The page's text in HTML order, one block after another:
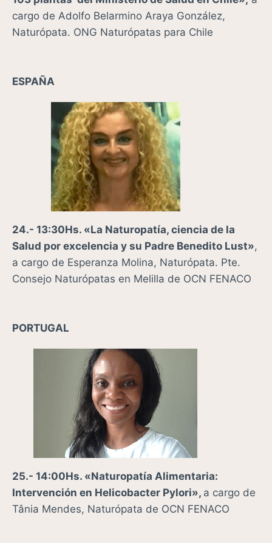
cargo de Adolfo Belarmino Araya González,
Naturópata. ONG Naturópatas para Chile
ESPAÑA
24.- 13:30Hs. «La Naturopatía, ciencia de la
Salud por excelencia y su Padre Benedito Lust»,
a cargo de Esperanza Molina, Naturópata. Pte.
Consejo Naturópatas en Melilla de OCN FENACO
PORTUGAL
25.- 14:00Hs. «Naturopatía Alimentaria:
Intervención en Helicobacter Pylori», a cargo de
Tânia Mendes, Naturópata de OCN FENACO